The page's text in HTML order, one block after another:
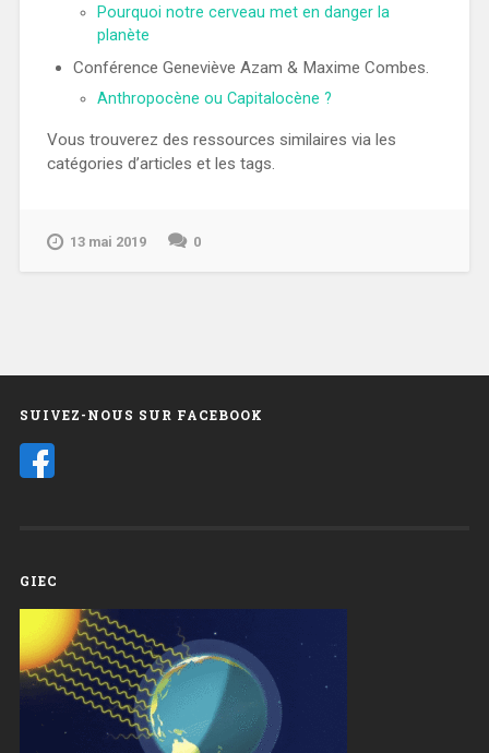
Pourquoi notre cerveau met en danger la
planète
Conférence Geneviève Azam & Maxime Combes.
Anthropocène ou Capitalocène ?
Vous trouverez des ressources similaires via les
catégories d’articles et les tags.
13 mai 2019 0
SUIVEZ-NOUS SUR FACEBOOK
GIEC